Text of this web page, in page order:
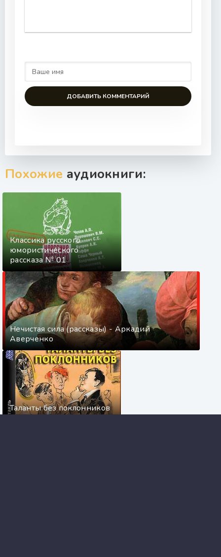
ДОБАВИТЬ КОММЕНТАРИЙ
Похожие аудиокниги:
Классика русского
юмористического
рассказа № 01
Нечистая сила (рассказы) - Аркадий
Аверченко
Таланты без поклонников
- Аркадий Аверченко